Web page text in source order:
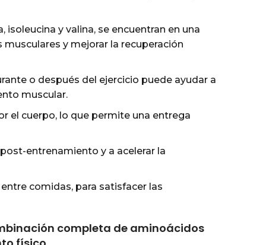
y valina, se encuentran en una
y mejorar la recuperación
o después del ejercicio puede ayudar a
muscular.
el cuerpo, lo que permite una entrega
entrenamiento y a acelerar la
comidas, para satisfacer las
completa de aminoácidos